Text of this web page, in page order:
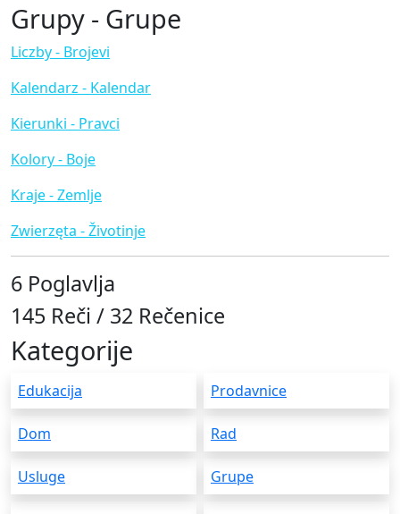
Grupy - Grupe
Liczby - Brojevi
Kalendarz - Kalendar
Kierunki - Pravci
Kolory - Boje
Kraje - Zemlje
Zwierzęta - Životinje
6 Poglavlja
145 Reči / 32 Rečenice
Kategorije
Edukacija Prodavnice
Dom Rad
Usluge Grupe